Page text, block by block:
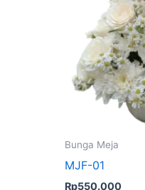
Bunga Meja
MJF-01
Rp550.000